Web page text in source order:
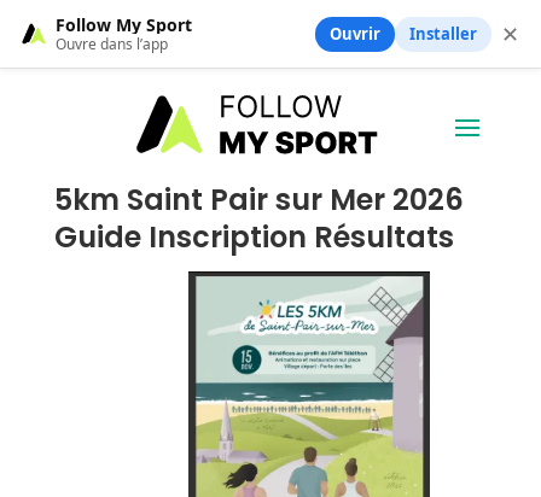
5km Saint Pair sur Mer 2026
Guide Inscription Résultats
Follow My Sport
Ouvre dans l’app Ouvrir Installer ✕